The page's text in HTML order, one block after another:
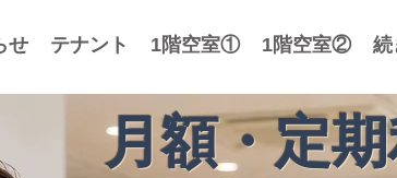
せ テナント 1階空室① 1階空室② 続
月額・定